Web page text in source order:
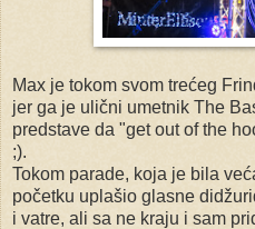
Max je tokom svom trećeg
jer ga je ulični umetnik The
predstave da "get out of the
;).
Tokom parade, koja je bila
početku uplašio glasne
i vatre, ali sa ne kraju i sam